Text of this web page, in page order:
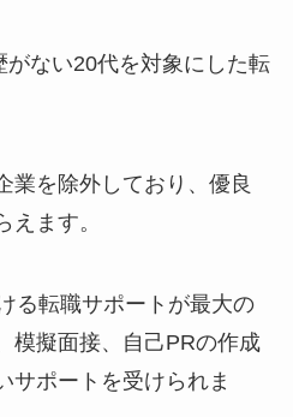
がない20代を対象にした転
業を除外しており、優良
ます。
る転職サポートが最大の
模擬面接、自己PRの作成
サポートを受けられま